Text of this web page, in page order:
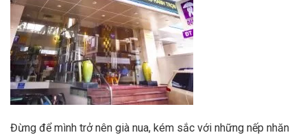
Đừng để mình trở nên già nua, kém sắc với những nếp nhăn